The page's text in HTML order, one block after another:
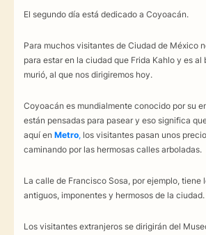
El segundo día está dedicado a Coyoacán.
Para muchos visitantes de Ciudad de México
para estar en la ciudad que Frida Kahlo y es al
murió, al que nos dirigiremos hoy.
Coyoacán es mundialmente conocido por su
están pensadas para pasear y eso significa
aquí en Metro, los visitantes pasan unos
caminando por las hermosas calles arboladas.
La calle de Francisco Sosa, por ejemplo, tiene
antiguos, imponentes y hermosos de la ciudad.
Los visitantes extranjeros se dirigirán del